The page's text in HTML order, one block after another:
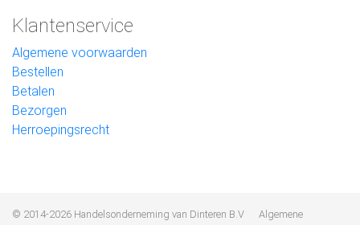
Klantenservice
Algemene voorwaarden
Bestellen
Betalen
Bezorgen
Herroepingsrecht
© 2014-2026 Handelsonderneming van Dinteren B.V
Algemene